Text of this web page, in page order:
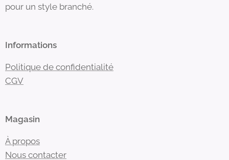
pour un style branché.
Informations
Politique de confidentialité
CGV
Magasin
À propos
Nous contacter